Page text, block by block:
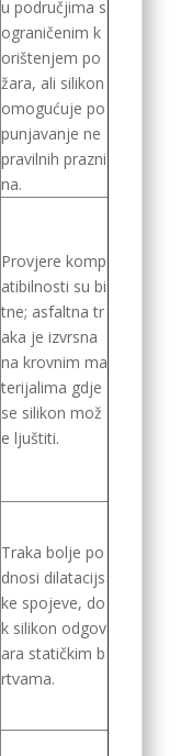
u područjima s
ograničenim k
orištenjem po
žara, ali silikon
omogućuje po
punjavanje ne
pravilnih prazni
na.
Provjere komp
atibilnosti su bi
tne; asfaltna tr
aka je izvrsna
na krovnim ma
terijalima gdje
se silikon mož
e ljuštiti.
Traka bolje po
dnosi dilatacijs
ke spojeve, do
k silikon odgov
ara statičkim b
rtvama.